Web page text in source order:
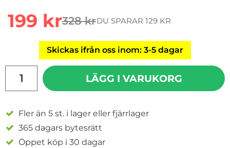
rea pris
199 krtidigare pris
328 krDU SPARAR 129 KR
Skickas ifrån oss inom: 3-5 dagar
LÄGG I VARUKORG
Fler än 5 st. i lager eller fjärrlager
365 dagars bytesrätt
Öppet köp i 30 dagar